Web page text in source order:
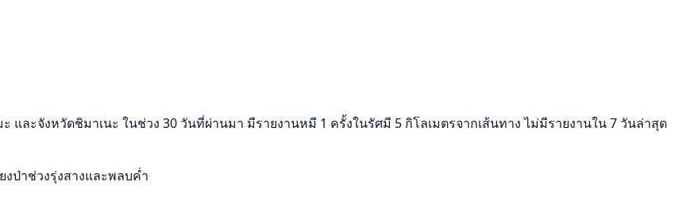
และจังหวัดชิมาเนะ ในช่วง 30 วันที่ผ่านมา มีรายงานหมี 1 ครั้งในรัศมี 5 กิโลเมตรจากเส้นทาง ไม่มีรายงานใน 7 วันล่าสุด
ป่าช่วงรุ่งสางและพลบค่ำ